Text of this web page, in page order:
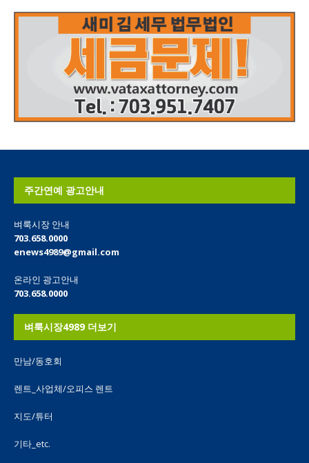
주간연예 광고안내
벼룩시장 안내
703.658.0000
enews4989@gmail.com
온라인 광고안내
703.658.0000
벼룩시장4989 더보기
만남/동호회
렌트_사업체/오피스 렌트
지도/튜터
기타_etc.